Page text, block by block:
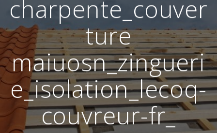
charpente_couver
ture
maiuosn_zingueri
e_isolation_lecoq-
couvreur-fr_